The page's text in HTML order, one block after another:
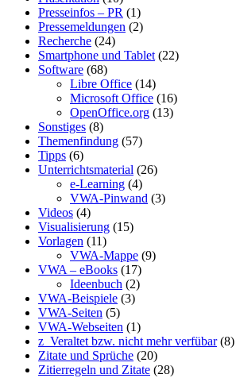
Presseinfos – PR (1)
Pressemeldungen (2)
Recherche (24)
Smartphone und Tablet (22)
Software (68)
Libre Office (14)
Microsoft Office (16)
OpenOffice.org (13)
Sonstiges (8)
Themenfindung (57)
Tipps (6)
Unterrichtsmaterial (26)
e-Learning (4)
VWA-Pinwand (3)
Videos (4)
Visualisierung (15)
Vorlagen (11)
VWA-Mappe (9)
VWA – eBooks (17)
Ideenbuch (2)
VWA-Beispiele (3)
VWA-Seiten (5)
VWA-Webseiten (1)
z_Veraltet bzw. nicht mehr verfübar(8)
Zitate und Sprüche (20)
Zitierregeln und Zitate (28)